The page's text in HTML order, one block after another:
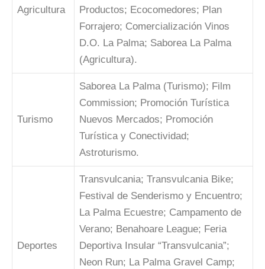
Agricultura
Productos; Ecocomedores; Plan
Forrajero; Comercialización Vinos
D.O. La Palma; Saborea La Palma
(Agricultura).
Turismo
Saborea La Palma (Turismo); Film
Commission; Promoción Turística
Nuevos Mercados; Promoción
Turística y Conectividad;
Astroturismo.
Deportes
Transvulcania; Transvulcania Bike;
Festival de Senderismo y Encuentro;
La Palma Ecuestre; Campamento de
Verano; Benahoare League; Feria
Deportiva Insular “Transvulcania”;
Neon Run; La Palma Gravel Camp;